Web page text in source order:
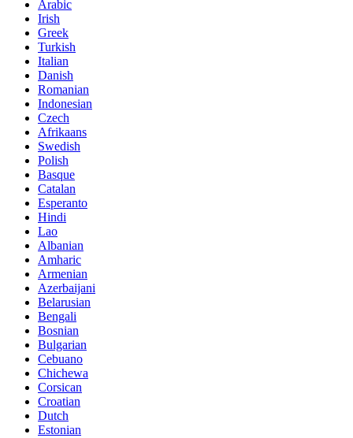
Arabic
Irish
Greek
Turkish
Italian
Danish
Romanian
Indonesian
Czech
Afrikaans
Swedish
Polish
Basque
Catalan
Esperanto
Hindi
Lao
Albanian
Amharic
Armenian
Azerbaijani
Belarusian
Bengali
Bosnian
Bulgarian
Cebuano
Chichewa
Corsican
Croatian
Dutch
Estonian